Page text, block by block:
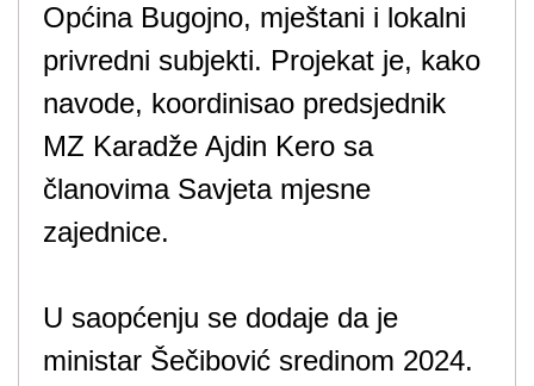
Općina Bugojno, mještani i lokalni
privredni subjekti. Projekat je, kako
navode, koordinisao predsjednik
MZ Karadže Ajdin Kero sa
članovima Savjeta mjesne
zajednice.
U saopćenju se dodaje da je
ministar Šečibović sredinom 2024.